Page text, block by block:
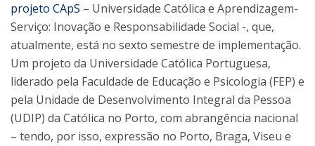
projeto CApS – Universidade Católica e Aprendizagem-
Serviço: Inovação e Responsabilidade Social -, que,
atualmente, está no sexto semestre de implementação.
Um projeto da Universidade Católica Portuguesa,
liderado pela Faculdade de Educação e Psicologia (FEP) e
pela Unidade de Desenvolvimento Integral da Pessoa
(UDIP) da Católica no Porto, com abrangência nacional
– tendo, por isso, expressão no Porto, Braga, Viseu e